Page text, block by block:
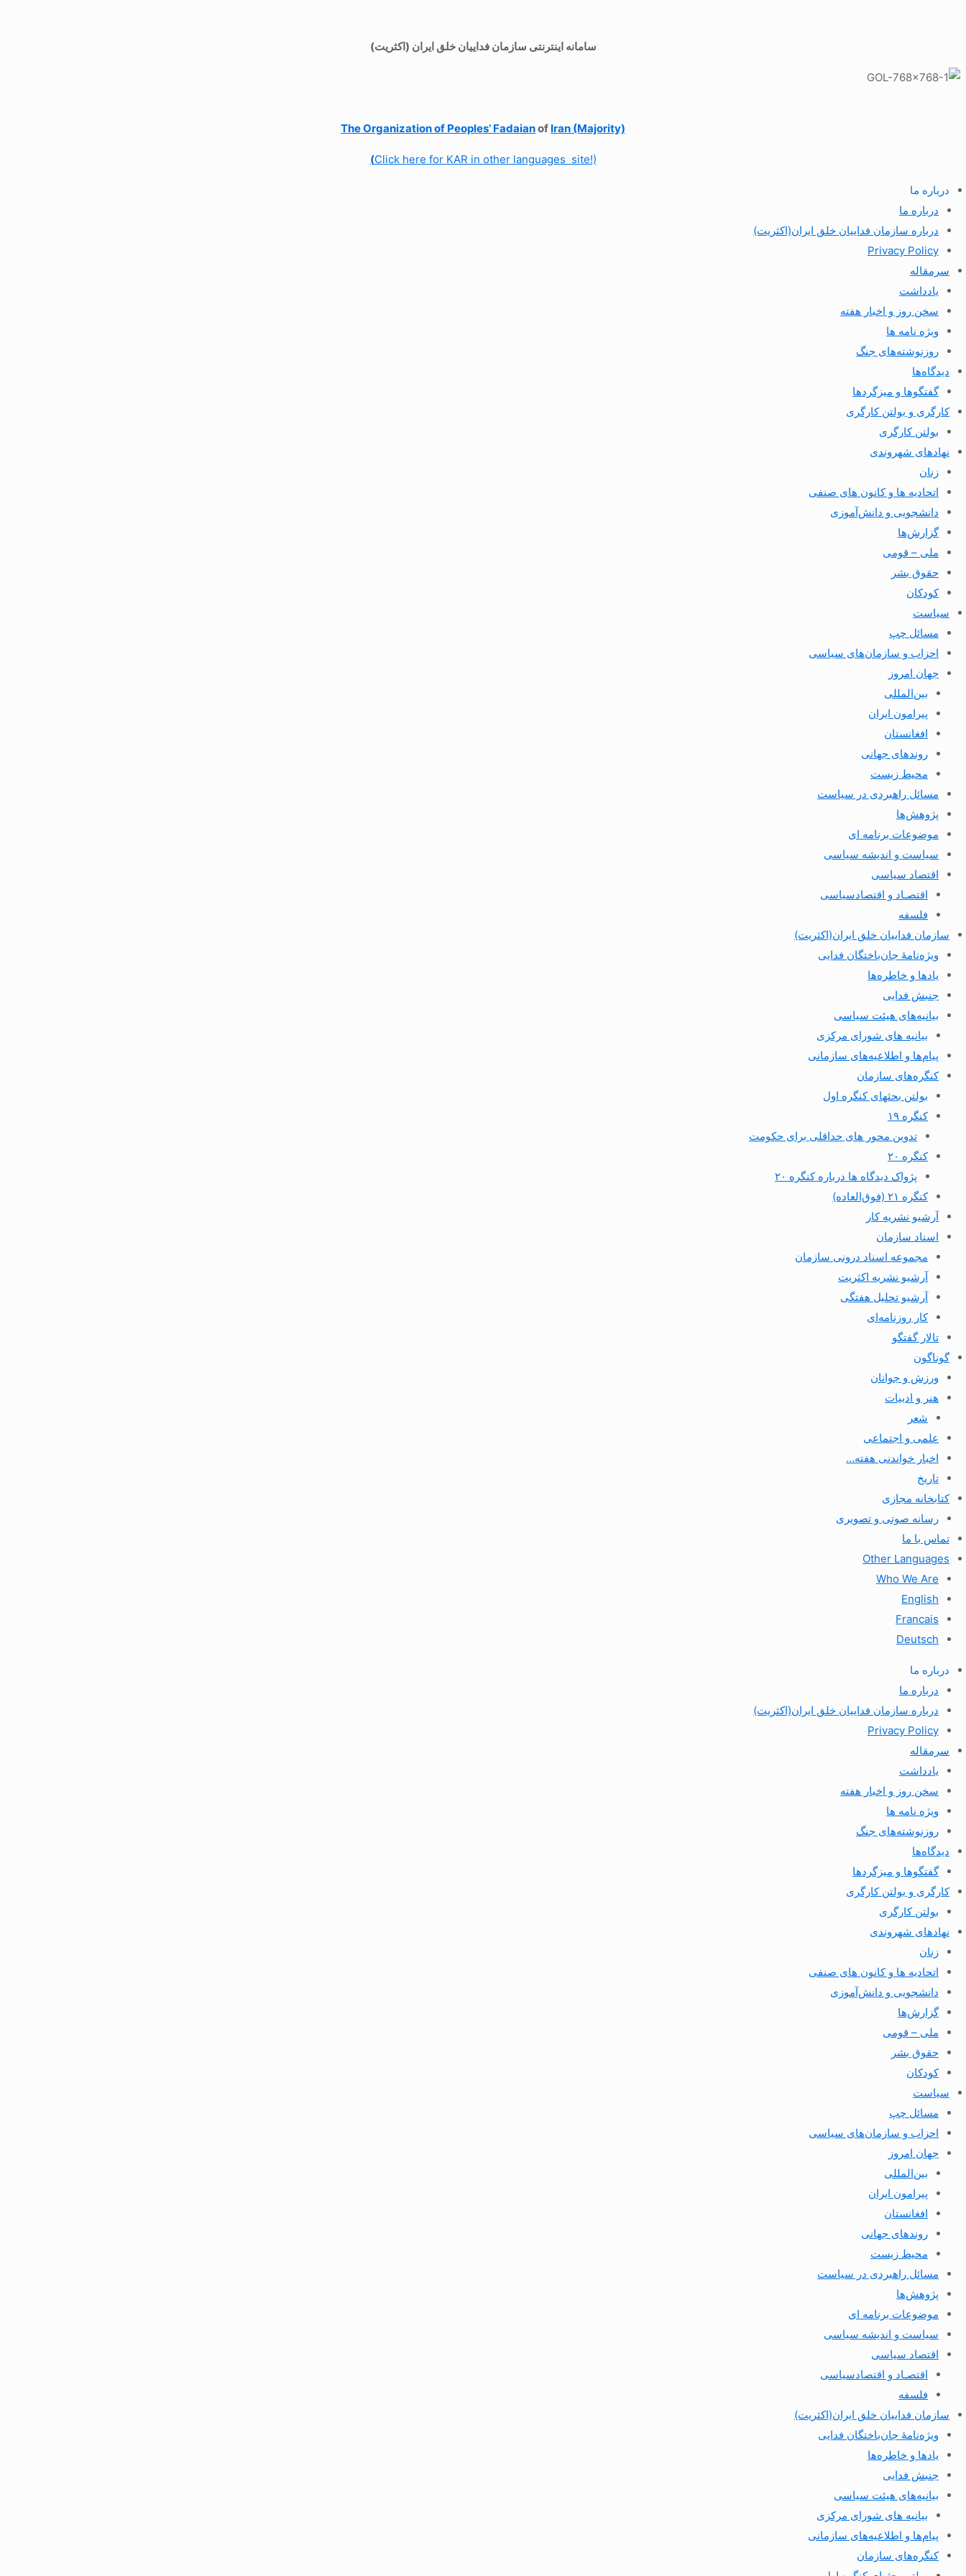
سامانه اینترنتی سازمان فداییان خلق ایران (اکثریت)
The Organization of Peoples’ Fadaianof Iran (Majority)
(Click here for KAR in other languages site!)
درباره ما
درباره ما
درباره سازمان فداییان خلق ایران(اکثریت)
Privacy Policy
سرمقاله
یادداشت
سخن روز و اخبار هفته
ویژه نامه ها
روزنوشته‌های جنگ
دیدگاه‌ها
گفتگوها و میزگردها
کارگری و بولتن کارگری
بولتن کارگری
نهادهای شهروندی
زنان
اتحادیه ها و کانون های صنفی
دانشجویی و دانش‌آموزی
گزارش‌ها
ملی – قومی
حقوق بشر
کودکان
سیاست
مسائل چپ
احزاب و سازمان‌های سیاسی
جهان امروز
بین‌المللی
پیرامون ایران
افغانستان
روندهای جهانی
محیط زیست
مسائل راهبردی در سیاست
پژوهش‌ها
موضوعات برنامه ای
سیاست و اندیشه سیاسی
اقتصاد سیاسی
اقتصـاد و اقتصاد‌سیاسی
فلسفه
سازمان فداییان خلق ایران(اکثریت)
ویژه‌نامهٔ جان‌باختگان فدایی
یادها و خاطره‌ها
جنبش فدایی
بیانیه‌های هیئت سیاسی
بیانیه های شورای مرکزی
پیام‌ها و اطلاعیه‌های سازمانی
کنگره‌های سازمان
بولتن بحثهای کنگره اول
کنگره ۱۹
تدوین محور های حداقلی برای حکومت
کنگره ۲۰
پژواک دیدگاه ها درباره کنگره ۲۰
کنگره ۲۱ (فوق‌العاده)
آرشیو نشریه کار
اسناد سازمان
مجموعه اسناد درونی سازمان
آرشیو نشریه اکثریت
آرشیو تحلیل هفتگی
کار روزنامه‌ای
تالار گفتگو
گوناگون
ورزش و جوانان
هنر و ادبیات
شعر
علمی و اجتماعی
اخبار خواندنی هفته…
تاریخ
کتابخانه مجازی
رسانه صوتی و تصویری
تماس با ما
Other Languages
Who We Are
English
Francais
Deutsch
درباره ما
درباره ما
درباره سازمان فداییان خلق ایران(اکثریت)
Privacy Policy
سرمقاله
یادداشت
سخن روز و اخبار هفته
ویژه نامه ها
روزنوشته‌های جنگ
دیدگاه‌ها
گفتگوها و میزگردها
کارگری و بولتن کارگری
بولتن کارگری
نهادهای شهروندی
زنان
اتحادیه ها و کانون های صنفی
دانشجویی و دانش‌آموزی
گزارش‌ها
ملی – قومی
حقوق بشر
کودکان
سیاست
مسائل چپ
احزاب و سازمان‌های سیاسی
جهان امروز
بین‌المللی
پیرامون ایران
افغانستان
روندهای جهانی
محیط زیست
مسائل راهبردی در سیاست
پژوهش‌ها
موضوعات برنامه ای
سیاست و اندیشه سیاسی
اقتصاد سیاسی
اقتصـاد و اقتصاد‌سیاسی
فلسفه
سازمان فداییان خلق ایران(اکثریت)
ویژه‌نامهٔ جان‌باختگان فدایی
یادها و خاطره‌ها
جنبش فدایی
بیانیه‌های هیئت سیاسی
بیانیه های شورای مرکزی
پیام‌ها و اطلاعیه‌های سازمانی
کنگره‌های سازمان